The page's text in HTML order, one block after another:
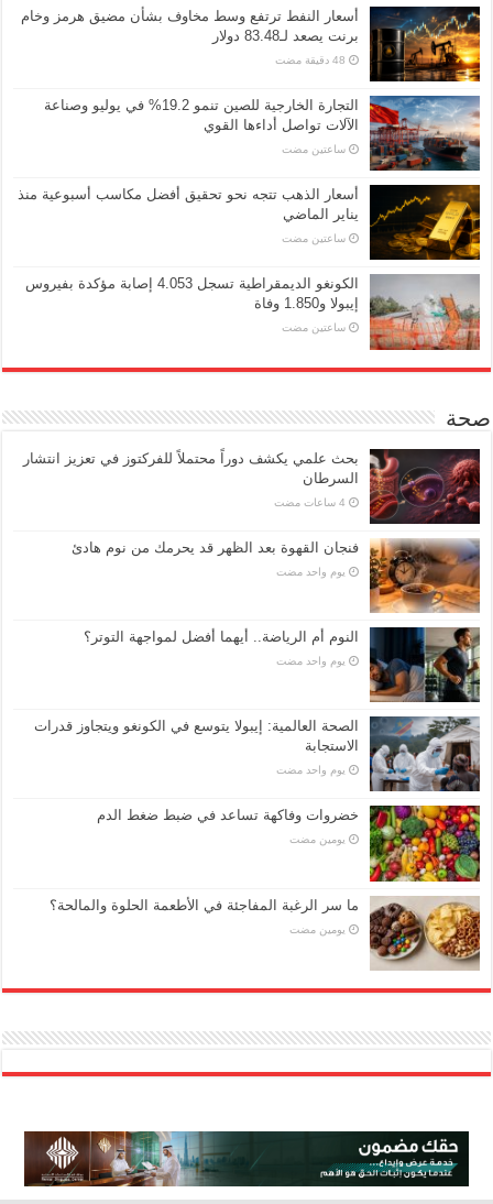
أسعار النفط ترتفع وسط مخاوف بشأن مضيق هرمز وخام
برنت يصعد لـ83.48 دولار
التجارة الخارجية للصين تنمو 19.2% في يوليو وصناعة
الآلات تواصل أداءها القوي
‏ساعتين مضت
أسعار الذهب تتجه نحو تحقيق أفضل مكاسب أسبوعية منذ
يناير الماضي
‏ساعتين مضت
الكونغو الديمقراطية تسجل 4.053 إصابة مؤكدة بفيروس
إيبولا و1.850 وفاة
‏ساعتين مضت
صحة
بحث علمي يكشف دوراً محتملاً للفركتوز في تعزيز انتشار
السرطان
فنجان القهوة بعد الظهر قد يحرمك من نوم هادئ
‏يوم واحد مضت
النوم أم الرياضة.. أيهما أفضل لمواجهة التوتر؟
‏يوم واحد مضت
الصحة العالمية: إيبولا يتوسع في الكونغو ويتجاوز قدرات
الاستجابة
‏يوم واحد مضت
خضروات وفاكهة تساعد في ضبط ضغط الدم
‏يومين مضت
ما سر الرغبة المفاجئة في الأطعمة الحلوة والمالحة؟
‏يومين مضت